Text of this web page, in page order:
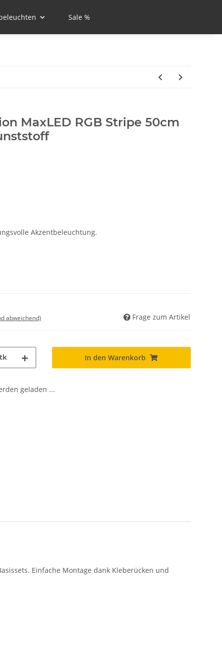
Sale %
MaxLED RGB Stripe 50cm
Akzentbeleuchtung.
abweichend) Frage zum Artikel
In den Warenkorb
geladen ...
Einfache Montage dank Kleberücken und